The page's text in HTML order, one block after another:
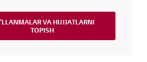
VA HUJJATLARNI
TOPISH